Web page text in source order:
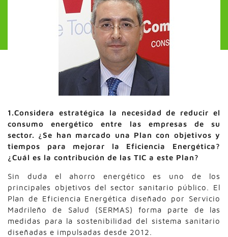
1.Considera estratégica la necesidad de reducir el
consumo energético entre las empresas de su
sector. ¿Se han marcado una Plan con objetivos y
tiempos para mejorar la Eficiencia Energética?
¿Cuál es la contribución de las TIC a este Plan?
Sin duda el ahorro energético es uno de los
principales objetivos del sector sanitario público. El
Plan de Eficiencia Energética diseñado por Servicio
Madrileño de Salud (SERMAS) forma parte de las
medidas para la sostenibilidad del sistema sanitario
diseñadas e impulsadas desde 2012.